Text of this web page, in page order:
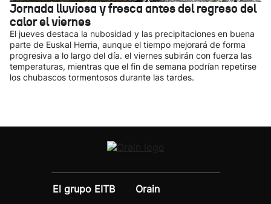
Jornada lluviosa y fresca antes del regreso del
calor el viernes
El jueves destaca la nubosidad y las precipitaciones en buena
parte de Euskal Herria, aunque el tiempo mejorará de forma
progresiva a lo largo del día. el viernes subirán con fuerza las
temperaturas, mientras que el fin de semana podrían repetirse
los chubascos tormentosos durante las tardes.
El grupo EITB
Orain